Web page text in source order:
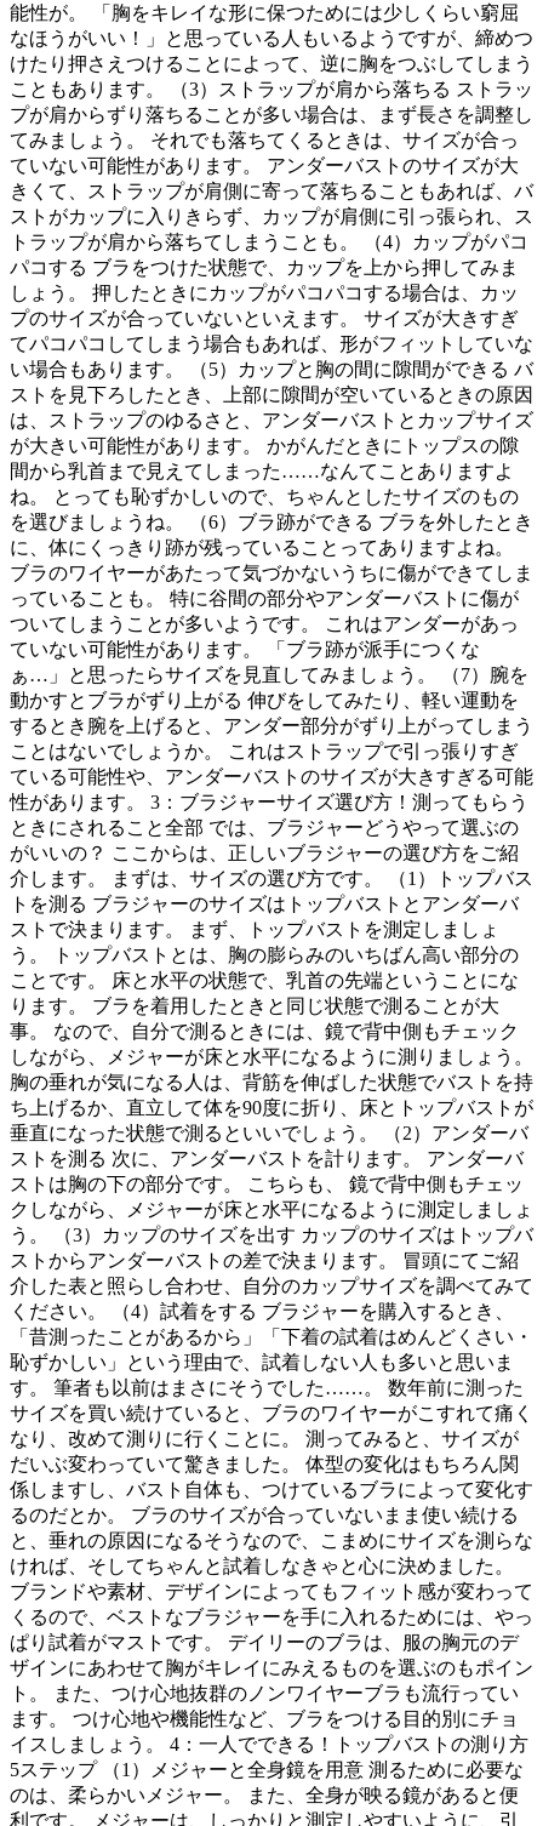
能性が。 「胸をキレイな形に保つためには少しくらい窮屈
なほうがいい！」と思っている人もいるようですが、締めつ
けたり押さえつけることによって、逆に胸をつぶしてしまう
こともあります。 （3）ストラップが肩から落ちる ストラッ
プが肩からずり落ちることが多い場合は、まず長さを調整し
てみましょう。 それでも落ちてくるときは、サイズが合っ
ていない可能性があります。 アンダーバストのサイズが大
きくて、ストラップが肩側に寄って落ちることもあれば、バ
ストがカップに入りきらず、カップが肩側に引っ張られ、ス
トラップが肩から落ちてしまうことも。 （4）カップがパコ
パコする ブラをつけた状態で、カップを上から押してみま
しょう。 押したときにカップがパコパコする場合は、カッ
プのサイズが合っていないといえます。 サイズが大きすぎ
てパコパコしてしまう場合もあれば、形がフィットしていな
い場合もあります。 （5）カップと胸の間に隙間ができる バ
ストを見下ろしたとき、上部に隙間が空いているときの原因
は、ストラップのゆるさと、アンダーバストとカップサイズ
が大きい可能性があります。 かがんだときにトップスの隙
間から乳首まで見えてしまった……なんてことありますよ
ね。 とっても恥ずかしいので、ちゃんとしたサイズのもの
を選びましょうね。 （6）ブラ跡ができる ブラを外したとき
に、体にくっきり跡が残っていることってありますよね。
ブラのワイヤーがあたって気づかないうちに傷ができてしま
っていることも。 特に谷間の部分やアンダーバストに傷が
ついてしまうことが多いようです。 これはアンダーがあっ
ていない可能性があります。 「ブラ跡が派手につくな
ぁ…」と思ったらサイズを見直してみましょう。 （7）腕を
動かすとブラがずり上がる 伸びをしてみたり、軽い運動を
するとき腕を上げると、アンダー部分がずり上がってしまう
ことはないでしょうか。 これはストラップで引っ張りすぎ
ている可能性や、アンダーバストのサイズが大きすぎる可能
性があります。 3：ブラジャーサイズ選び方！測ってもらう
ときにされること全部 では、ブラジャーどうやって選ぶの
がいいの？ ここからは、正しいブラジャーの選び方をご紹
介します。 まずは、サイズの選び方です。 （1）トップバス
トを測る ブラジャーのサイズはトップバストとアンダーバ
ストで決まります。 まず、トップバストを測定しましょ
う。 トップバストとは、胸の膨らみのいちばん高い部分の
ことです。 床と水平の状態で、乳首の先端ということにな
ります。 ブラを着用したときと同じ状態で測ることが大
事。 なので、自分で測るときには、鏡で背中側もチェック
しながら、メジャーが床と水平になるように測りましょう。
胸の垂れが気になる人は、背筋を伸ばした状態でバストを持
ち上げるか、直立して体を90度に折り、床とトップバストが
垂直になった状態で測るといいでしょう。 （2）アンダーバ
ストを測る 次に、アンダーバストを計ります。 アンダーバ
ストは胸の下の部分です。 こちらも、 鏡で背中側もチェッ
クしながら、メジャーが床と水平になるように測定しましょ
う。 （3）カップのサイズを出す カップのサイズはトップバ
ストからアンダーバストの差で決まります。 冒頭にてご紹
介した表と照らし合わせ、自分のカップサイズを調べてみて
ください。 （4）試着をする ブラジャーを購入するとき、
「昔測ったことがあるから」「下着の試着はめんどくさい・
恥ずかしい」という理由で、試着しない人も多いと思いま
す。 筆者も以前はまさにそうでした……。 数年前に測った
サイズを買い続けていると、ブラのワイヤーがこすれて痛く
なり、改めて測りに行くことに。 測ってみると、サイズが
だいぶ変わっていて驚きました。 体型の変化はもちろん関
係しますし、バスト自体も、つけているブラによって変化す
るのだとか。 ブラのサイズが合っていないまま使い続ける
と、垂れの原因になるそうなので、こまめにサイズを測らな
ければ、そしてちゃんと試着しなきゃと心に決めました。
ブランドや素材、デザインによってもフィット感が変わって
くるので、ベストなブラジャーを手に入れるためには、やっ
ぱり試着がマストです。 デイリーのブラは、服の胸元のデ
ザインにあわせて胸がキレイにみえるものを選ぶのもポイン
ト。 また、つけ心地抜群のノンワイヤーブラも流行ってい
ます。 つけ心地や機能性など、ブラをつける目的別にチョ
イスしましょう。 4：一人でできる！トップバストの測り方
5ステップ （1）メジャーと全身鏡を用意 測るために必要な
のは、柔らかいメジャー。 また、全身が映る鏡があると便
利です。 メジャーは、しっかりと測定しやすいように、引